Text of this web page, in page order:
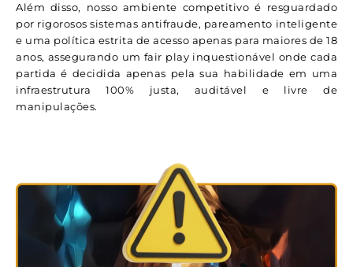
Além disso, nosso ambiente competitivo é resguardado
por rigorosos sistemas antifraude, pareamento inteligente
e uma política estrita de acesso apenas para maiores de 18
anos, assegurando um fair play inquestionável onde cada
partida é decidida apenas pela sua habilidade em uma
infraestrutura 100% justa, auditável e livre de
manipulações.